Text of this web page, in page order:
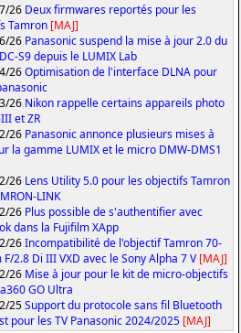
26 Deux firmwares reportés pour les
Tamron [MAJ]
26 Panasonic suspend la mise à jour 2.0 du
S9 depuis le LUMIX Lab
26Optimisation de l'interface DLNA pour
26 Nikon rappelle certains appareils photo
et ZR
26 Panasonic annonce plusieurs mises à
la gamme LUMIX et le micro DMW-DMS1
26 Lens Utility 5.0 pour les objectifs Tamron
LINK
26 Plus possible de s'authentifier avec
dans la Fujifilm XApp
26Incompatibilité de l'objectif Tamron 70-
F/2.8 Di III VXD avec le Sony Alpha 7 V [MAJ]
26 Mise à jour pour le kit de micro-objectifs
GO Ultra
25Support du protocole sans fil Bluetooth
pour les TV Panasonic 2024/2025 [MAJ]